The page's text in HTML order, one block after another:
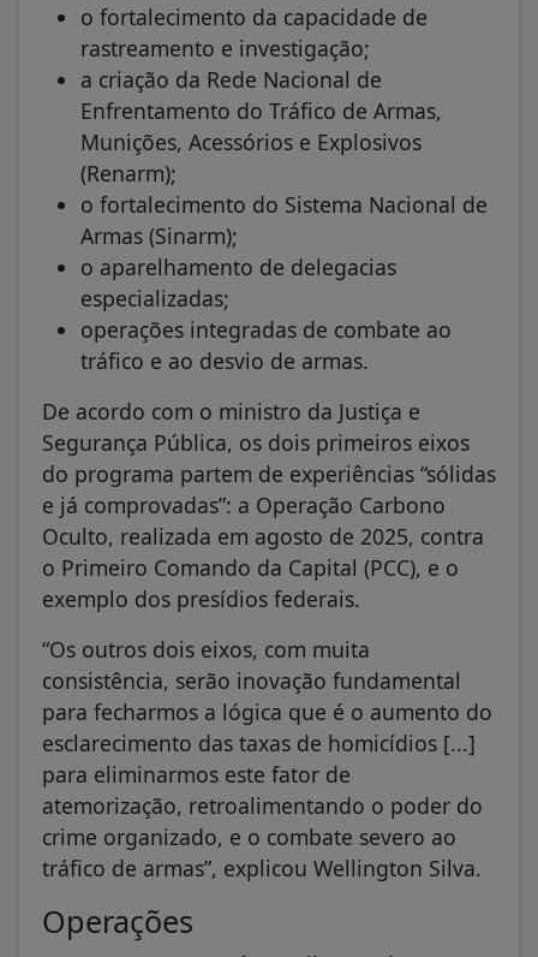
o fortalecimento da capacidade de
rastreamento e investigação;
a criação da Rede Nacional de
Enfrentamento do Tráfico de Armas,
Munições, Acessórios e Explosivos
(Renarm);
o fortalecimento do Sistema Nacional de
Armas (Sinarm);
o aparelhamento de delegacias
especializadas;
operações integradas de combate ao
tráfico e ao desvio de armas.
De acordo com o ministro da Justiça e
Segurança Pública, os dois primeiros eixos
do programa partem de experiências “sólidas
e já comprovadas”: a Operação Carbono
Oculto, realizada em agosto de 2025, contra
o Primeiro Comando da Capital (PCC), e o
exemplo dos presídios federais.
“Os outros dois eixos, com muita
consistência, serão inovação fundamental
para fecharmos a lógica que é o aumento do
esclarecimento das taxas de homicídios [...]
para eliminarmos este fator de
atemorização, retroalimentando o poder do
crime organizado, e o combate severo ao
tráfico de armas”, explicou Wellington Silva.
Operações